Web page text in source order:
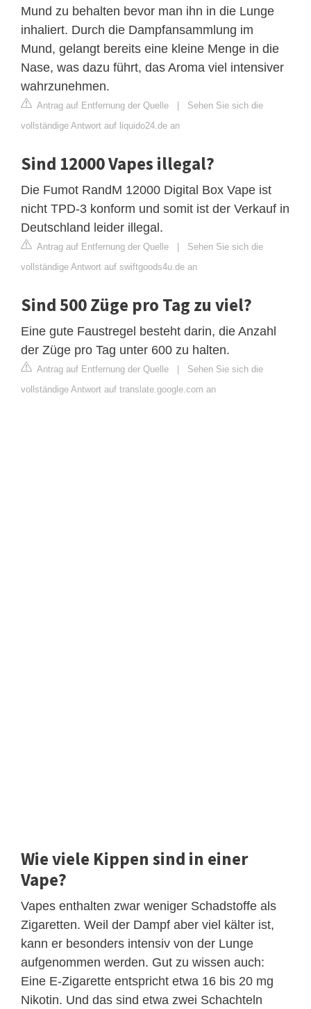
Mund zu behalten bevor man ihn in die Lunge
inhaliert. Durch die Dampfansammlung im
Mund, gelangt bereits eine kleine Menge in die
Nase, was dazu führt, das Aroma viel intensiver
wahrzunehmen.
Antrag auf Entfernung der Quelle | Sehen Sie sich die
vollständige Antwort auf liquido24.de an
Sind 12000 Vapes illegal?
Die Fumot RandM 12000 Digital Box Vape ist
nicht TPD-3 konform und somit ist der Verkauf in
Deutschland leider illegal.
Antrag auf Entfernung der Quelle | Sehen Sie sich die
vollständige Antwort auf swiftgoods4u.de an
Sind 500 Züge pro Tag zu viel?
Eine gute Faustregel besteht darin, die Anzahl
der Züge pro Tag unter 600 zu halten.
Antrag auf Entfernung der Quelle | Sehen Sie sich die
vollständige Antwort auf translate.google.com an
Wie viele Kippen sind in einer
Vape?
Vapes enthalten zwar weniger Schadstoffe als
Zigaretten. Weil der Dampf aber viel kälter ist,
kann er besonders intensiv von der Lunge
aufgenommen werden. Gut zu wissen auch:
Eine E-Zigarette entspricht etwa 16 bis 20 mg
Nikotin. Und das sind etwa zwei Schachteln